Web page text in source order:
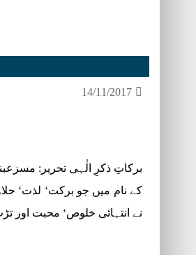
14/11/2017
برکاتِ ذکرِ الٰہی تحریر:
کے نام میں جو برکت‘ لذت‘
نے انتہائی خلوص‘ محبت اور